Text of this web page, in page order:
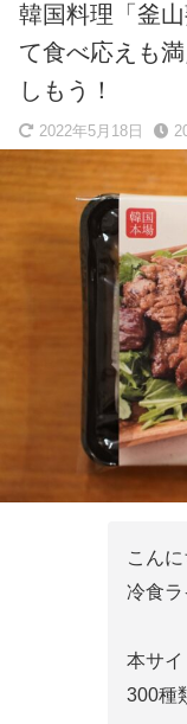
韓国料理「釜
て食べ応えも
しもう！
2022年5月18日
こんに
冷食ラ
本サ
300種